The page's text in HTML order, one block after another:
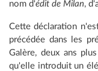
nom d'édit de Milan,
Cette déclaration
précédée dans les
Galère, deux ans
qu'elle introduit un